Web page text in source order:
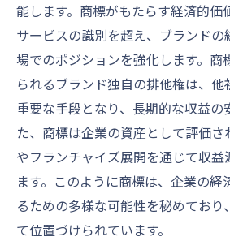
能します。商標がもたらす経済的価
サービスの識別を超え、ブランド
場でのポジションを強化します。商
られるブランド独自の排他権は、他
重要な手段となり、長期的な収益の
た、商標は企業の資産として評価
やフランチャイズ展開を通じて収益
ます。このように商標は、企業の経
るための多様な可能性を秘めており
て位置づけられています。